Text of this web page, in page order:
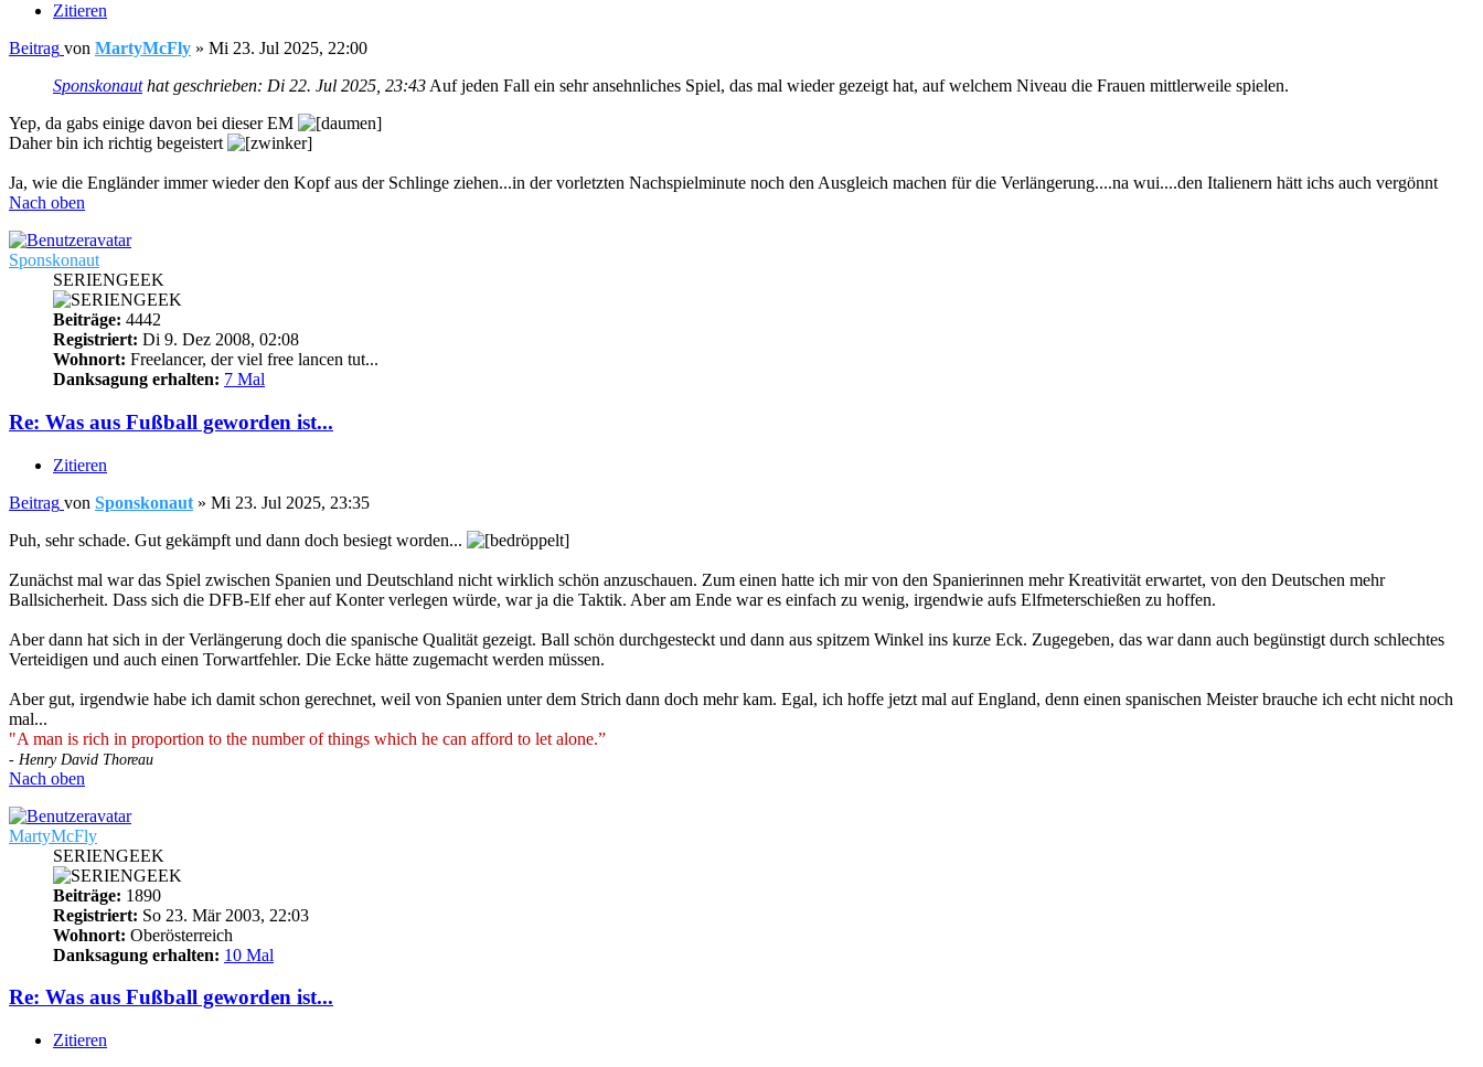
Zitieren
Beitrag von MartyMcFly » Mi 23. Jul 2025, 22:00
Sponskonauthat geschrieben: Di 22. Jul 2025, 23:43 Auf jeden Fall ein sehr ansehnliches Spiel, das mal wieder gezeigt hat, auf welchem Niveau die Frauen mittlerweile spielen.
Yep, da gabs einige davon bei dieser EM
Daher bin ich richtig begeistert
Ja, wie die Engländer immer wieder den Kopf aus der Schlinge ziehen...in der vorletzten Nachspielminute noch den Ausgleich machen für die Verlängerung....na wui....den Italienern hätt ichs auch vergönnt
Nach oben
Sponskonaut
SERIENGEEK
Beiträge: 4442
Registriert: Di 9. Dez 2008, 02:08
Wohnort: Freelancer, der viel free lancen tut...
Danksagung erhalten: 7 Mal
Re: Was aus Fußball geworden ist...
Zitieren
Beitrag von Sponskonaut » Mi 23. Jul 2025, 23:35
Puh, sehr schade. Gut gekämpft und dann doch besiegt worden...
Zunächst mal war das Spiel zwischen Spanien und Deutschland nicht wirklich schön anzuschauen. Zum einen hatte ich mir von den Spanierinnen mehr Kreativität erwartet, von den Deutschen mehr
Ballsicherheit. Dass sich die DFB-Elf eher auf Konter verlegen würde, war ja die Taktik. Aber am Ende war es einfach zu wenig, irgendwie aufs Elfmeterschießen zu hoffen.
Aber dann hat sich in der Verlängerung doch die spanische Qualität gezeigt. Ball schön durchgesteckt und dann aus spitzem Winkel ins kurze Eck. Zugegeben, das war dann auch begünstigt durch schlechtes
Verteidigen und auch einen Torwartfehler. Die Ecke hätte zugemacht werden müssen.
Aber gut, irgendwie habe ich damit schon gerechnet, weil von Spanien unter dem Strich dann doch mehr kam. Egal, ich hoffe jetzt mal auf England, denn einen spanischen Meister brauche ich echt nicht noch
mal...
"A man is rich in proportion to the number of things which he can afford to let alone.”
- Henry David Thoreau
Nach oben
MartyMcFly
SERIENGEEK
Beiträge: 1890
Registriert: So 23. Mär 2003, 22:03
Wohnort: Oberösterreich
Danksagung erhalten: 10 Mal
Re: Was aus Fußball geworden ist...
Zitieren